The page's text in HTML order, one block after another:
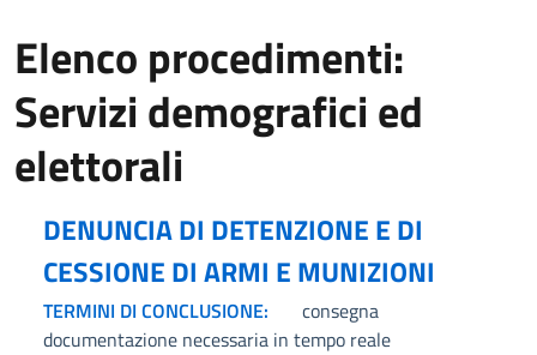
Elenco procedimenti:
Servizi demografici ed
elettorali
DENUNCIA DI DETENZIONE E DI
CESSIONE DI ARMI E MUNIZIONI
TERMINI DI CONCLUSIONE:
consegna
documentazione necessaria in tempo reale